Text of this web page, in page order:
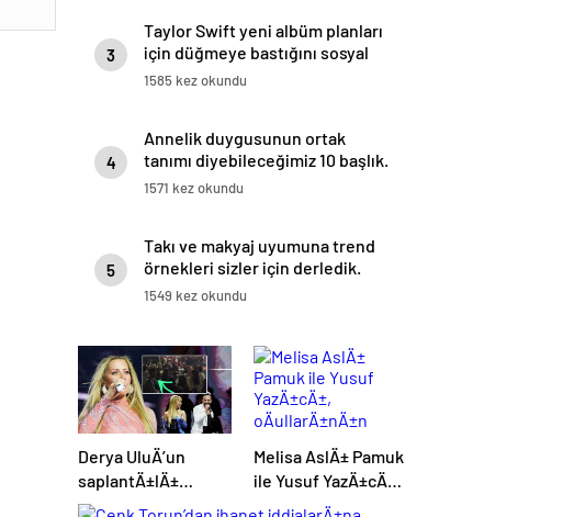
3
Taylor Swift yeni albüm planları
için düğmeye bastığını sosyal
medyadan duyurdu!
1585 kez okundu
4
Annelik duygusunun ortak
tanımı diyebileceğimiz 10 başlık.
1571 kez okundu
5
Takı ve makyaj uyumuna trend
örnekleri sizler için derledik.
1549 kez okundu
Derya UluÄ’un
saplantÄ±lÄ±
hayranÄ±
Melisa AslÄ± Pamuk
ile Yusuf YazÄ±cÄ±,
oÄullarÄ±nÄ±n